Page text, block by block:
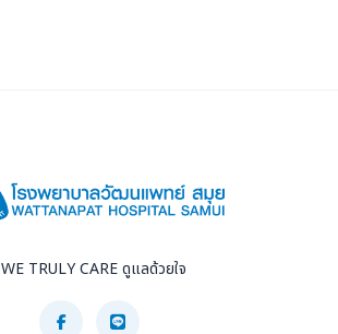
WE TRULY CARE ดูแลด้วยใจ